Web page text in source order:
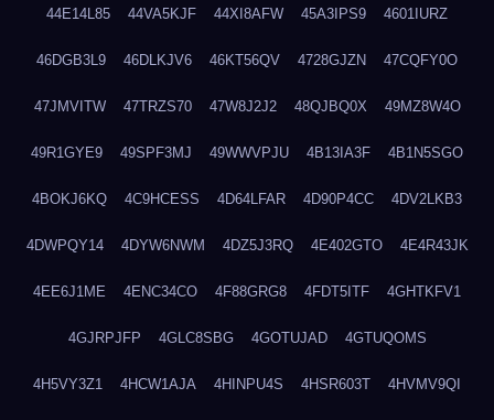
44E14L85 44VA5KJF 44XI8AFW 45A3IPS9 4601IURZ
46DGB3L9 46DLKJV6 46KT56QV 4728GJZN 47CQFY0O
47JMVITW 47TRZS70 47W8J2J2 48QJBQ0X 49MZ8W4O
49R1GYE9 49SPF3MJ 49WWVPJU 4B13IA3F 4B1N5SGO
4BOKJ6KQ 4C9HCESS 4D64LFAR 4D90P4CC 4DV2LKB3
4DWPQY14 4DYW6NWM 4DZ5J3RQ 4E402GTO 4E4R43JK
4EE6J1ME 4ENC34CO 4F88GRG8 4FDT5ITF 4GHTKFV1
4GJRPJFP 4GLC8SBG 4GOTUJAD 4GTUQOMS
4H5VY3Z1 4HCW1AJA 4HINPU4S 4HSR603T 4HVMV9QI